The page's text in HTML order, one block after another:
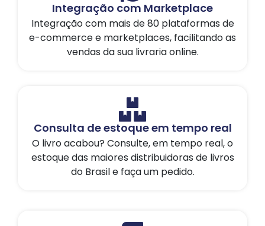
Integração com Marketplace
Integração com mais de 80 plataformas de
e-commerce e marketplaces, facilitando as
vendas da sua livraria online.
Consulta de estoque em tempo real
O livro acabou? Consulte, em tempo real, o
estoque das maiores distribuidoras de livros
do Brasil e faça um pedido.